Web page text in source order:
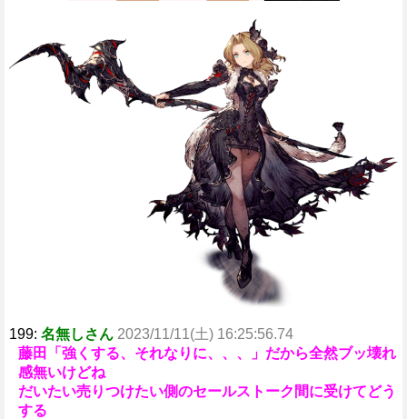
u
t
199: 名無しさん 2023/11/11(土) 16:25:56.74
藤田「強くする、それなりに、、、」だから全然ブッ壊れ
感無いけどね
だいたい売りつけたい側のセールストーク間に受けてどう
する